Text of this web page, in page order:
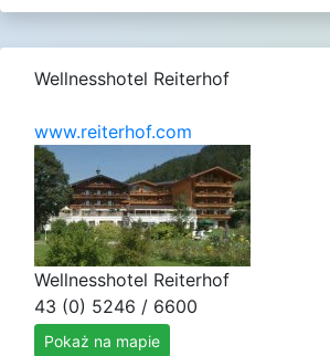
Wellnesshotel Reiterhof
www.reiterhof.com
Wellnesshotel Reiterhof
43 (0) 5246 / 6600
Pokaż na mapie